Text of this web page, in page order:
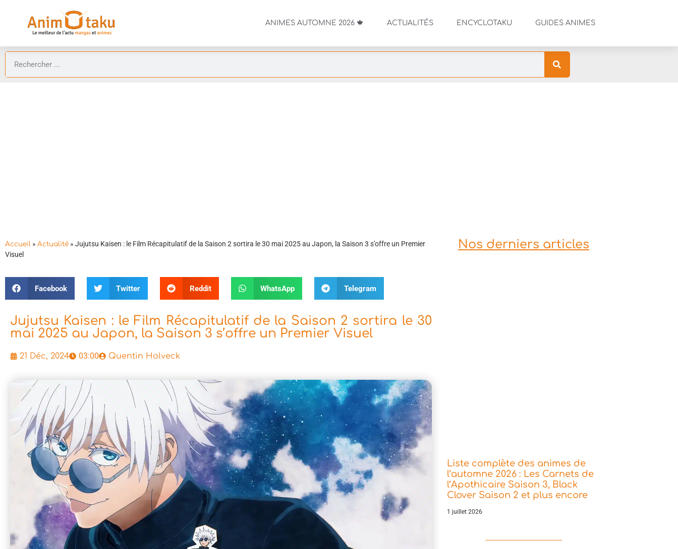
ANIMES AUTOMNE 2026 🍁 ACTUALITÉS ENCYCLOTAKU GUIDES ANIMES
Accueil » Actualité » Jujutsu Kaisen : le Film Récapitulatif de la Saison 2 sortira le 30 mai 2025 au Japon, la Saison 3 s’offre un Premier
Visuel
Facebook Twitter Reddit WhatsApp Telegram
Jujutsu Kaisen : le Film Récapitulatif de la Saison 2 sortira le 30
mai 2025 au Japon, la Saison 3 s’offre un Premier Visuel
21 Déc, 2024 03:00 Quentin Holveck
Nos derniers articles
Liste complète des animes de
l’automne 2026 : Les Carnets de
l’Apothicaire Saison 3, Black
Clover Saison 2 et plus encore
1 juillet 2026